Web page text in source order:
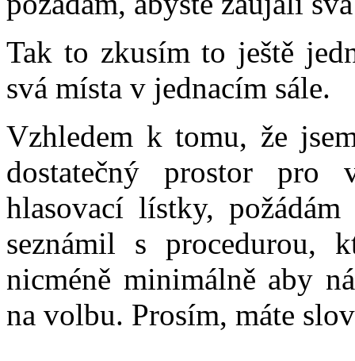
Tak to zkusím to ještě
svá místa v jednacím sále.
Vzhledem k tomu, že
dostatečný prostor pro
hlasovací lístky,
seznámil s procedurou,
nicméně minimálně aby
na volbu. Prosím, máte